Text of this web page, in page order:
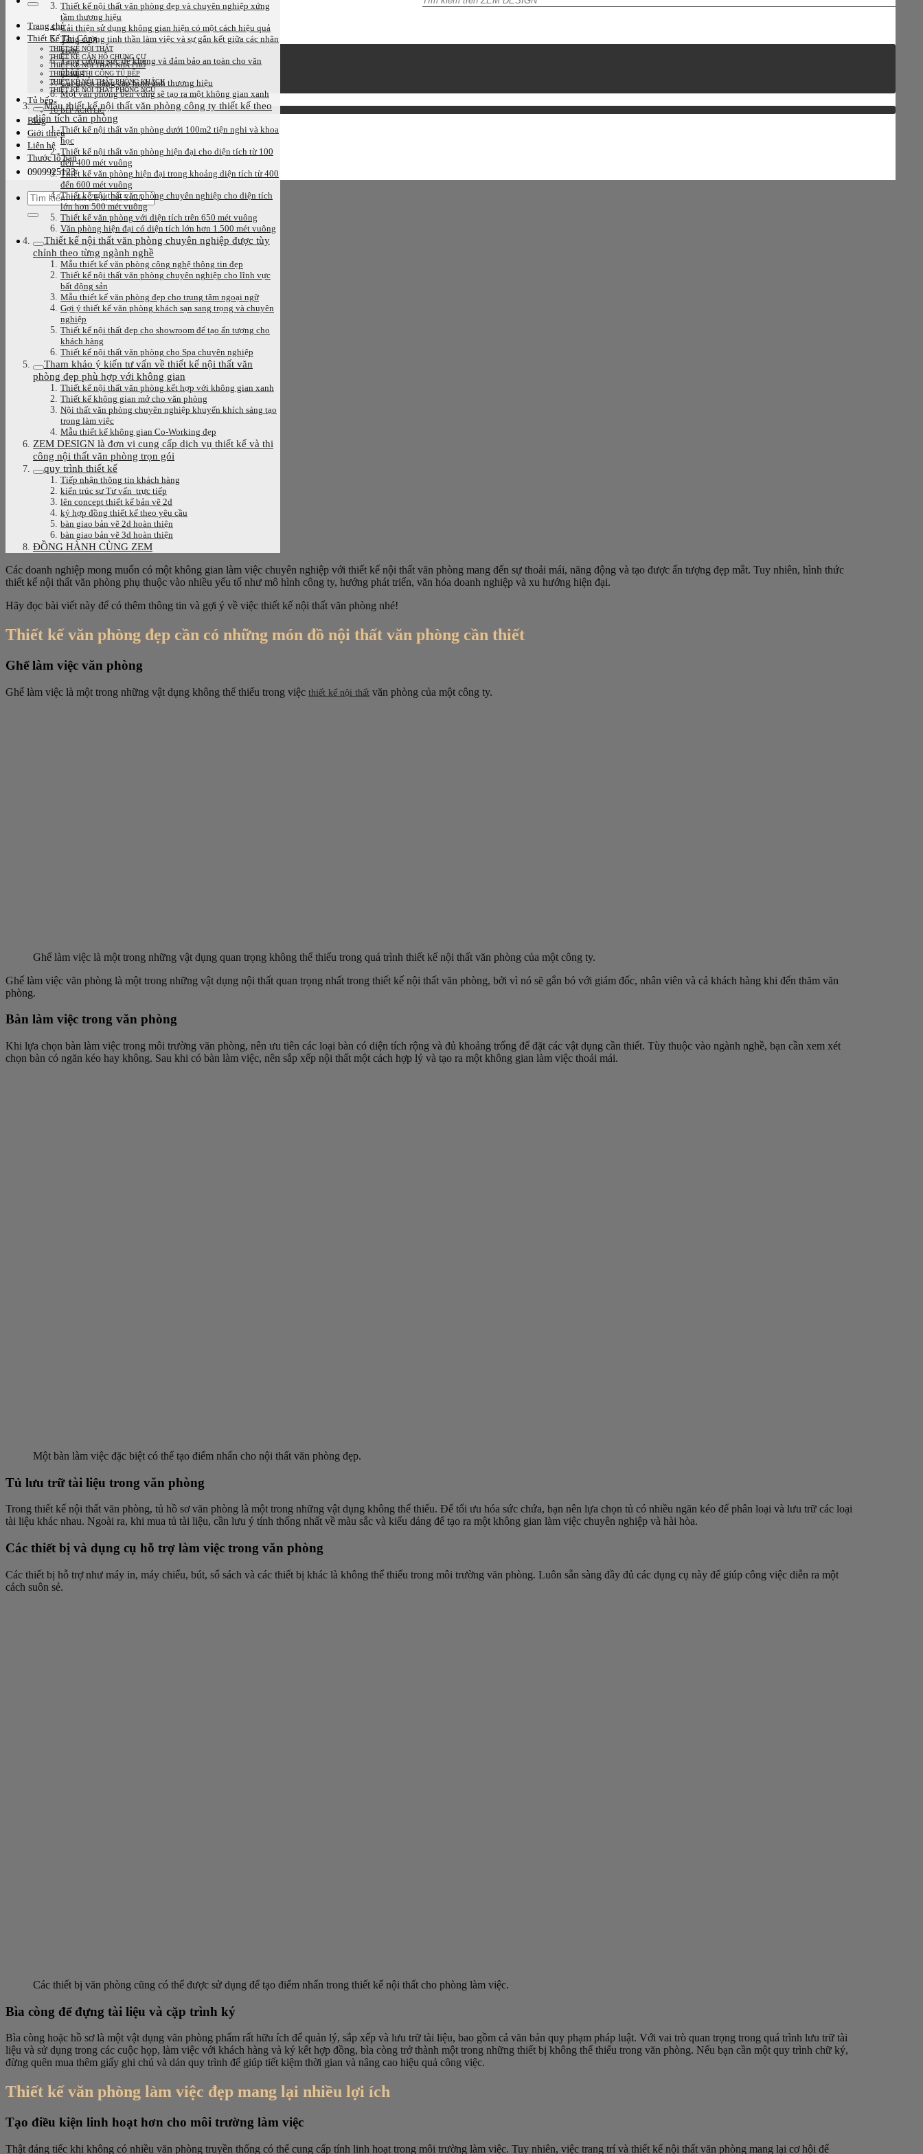
kiếm:
Trang chủ
Thiết Kế Thi Công
THIẾT KẾ NỘI THẤT
THIẾT KẾ CĂN HỘ CHUNG CƯ
THIẾT KẾ NỘI THẤT NHÀ PHỐ
THIẾT KẾ THI CÔNG TỦ BẾP
THIẾT KẾ NỘI THẤT PHÒNG KHÁCH
THIẾT KẾ NỘI THẤT PHÒNG NGỦ
Tủ bếp
TỦ BẾP ACRYLIC
Blog
Giới thiệu
Liên hệ
Thước lỗ ban
0909925123
Tìm
kiếm:
Thiết kế nội thất văn phòng đẹp và chuyên nghiệp xứng
tầm thương hiệu
Cải thiện sử dụng không gian hiện có một cách hiệu quả
Tăng cường tinh thần làm việc và sự gắn kết giữa các nhân
viên
Tăng cường sức đề kháng và đảm bảo an toàn cho văn
phòng
Cải thiện nâng cao hình ảnh thương hiệu
Một văn phòng bền vững sẽ tạo ra một không gian xanh
Mẫu thiết kế nội thất văn phòng công ty thiết kế theo
diện tích căn phòng
Thiết kế nội thất văn phòng dưới 100m2 tiện nghi và khoa
học
Thiết kế nội thất văn phòng hiện đại cho diện tích từ 100
đến 400 mét vuông
Thiết kế văn phòng hiện đại trong khoảng diện tích từ 400
đến 600 mét vuông
Thiết kế nội thất văn phòng chuyên nghiệp cho diện tích
lớn hơn 500 mét vuông
Thiết kế văn phòng với diện tích trên 650 mét vuông
Văn phòng hiện đại có diện tích lớn hơn 1.500 mét vuông
Thiết kế nội thất văn phòng chuyên nghiệp được tùy
chỉnh theo từng ngành nghề
Mẫu thiết kế văn phòng công nghệ thông tin đẹp
Thiết kế nội thất văn phòng chuyên nghiệp cho lĩnh vực
bất động sản
Mẫu thiết kế văn phòng đẹp cho trung tâm ngoại ngữ
Gợi ý thiết kế văn phòng khách sạn sang trọng và chuyên
nghiệp
Thiết kế nội thất đẹp cho showroom để tạo ấn tượng cho
khách hàng
Thiết kế nội thất văn phòng cho Spa chuyên nghiệp
Tham khảo ý kiến tư vấn về thiết kế nội thất văn
phòng đẹp phù hợp với không gian
Thiết kế nội thất văn phòng kết hợp với không gian xanh
Thiết kế không gian mở cho văn phòng
Nội thất văn phòng chuyên nghiệp khuyến khích sáng tạo
trong làm việc
Mẫu thiết kế không gian Co-Working đẹp
ZEM DESIGN là đơn vị cung cấp dịch vụ thiết kế và thi
công nội thất văn phòng trọn gói
quy trình thiết kế
Tiếp nhận thông tin khách hàng
kiến trúc sư Tư vấn trực tiếp
lên concept thiết kế bản vẽ 2d
ký hợp đồng thiết kế theo yêu cầu
bàn giao bản vẽ 2d hoàn thiện
bàn giao bản vẽ 3d hoàn thiện
ĐỒNG HÀNH CÙNG ZEM
Các doanh nghiệp mong muốn có một không gian làm việc chuyên nghiệp với thiết kế nội thất văn phòng mang đến sự thoải mái, năng động và tạo được ấn tượng đẹp mắt. Tuy nhiên, hình thức
thiết kế nội thất văn phòng phụ thuộc vào nhiều yếu tố như mô hình công ty, hướng phát triển, văn hóa doanh nghiệp và xu hướng hiện đại.
Hãy đọc bài viết này để có thêm thông tin và gợi ý về việc thiết kế nội thất văn phòng nhé!
Thiết kế văn phòng đẹp cần có những món đồ nội thất văn phòng cần thiết
Ghế làm việc văn phòng
Ghế làm việc là một trong những vật dụng không thể thiếu trong việc thiết kế nội thất văn phòng của một công ty.
Ghế làm việc là một trong những vật dụng quan trọng không thể thiếu trong quá trình thiết kế nội thất văn phòng của một công ty.
Ghế làm việc văn phòng là một trong những vật dụng nội thất quan trọng nhất trong thiết kế nội thất văn phòng, bởi vì nó sẽ gắn bó với giám đốc, nhân viên và cả khách hàng khi đến thăm văn
phòng.
Bàn làm việc trong văn phòng
Khi lựa chọn bàn làm việc trong môi trường văn phòng, nên ưu tiên các loại bàn có diện tích rộng và đủ khoảng trống để đặt các vật dụng cần thiết. Tùy thuộc vào ngành nghề, bạn cần xem xét
chọn bàn có ngăn kéo hay không. Sau khi có bàn làm việc, nên sắp xếp nội thất một cách hợp lý và tạo ra một không gian làm việc thoải mái.
Một bàn làm việc đặc biệt có thể tạo điểm nhấn cho nội thất văn phòng đẹp.
Tủ lưu trữ tài liệu trong văn phòng
Trong thiết kế nội thất văn phòng, tủ hồ sơ văn phòng là một trong những vật dụng không thể thiếu. Để tối ưu hóa sức chứa, bạn nên lựa chọn tủ có nhiều ngăn kéo để phân loại và lưu trữ các loại
tài liệu khác nhau. Ngoài ra, khi mua tủ tài liệu, cần lưu ý tính thống nhất về màu sắc và kiểu dáng để tạo ra một không gian làm việc chuyên nghiệp và hài hòa.
Các thiết bị và dụng cụ hỗ trợ làm việc trong văn phòng
Các thiết bị hỗ trợ như máy in, máy chiếu, bút, sổ sách và các thiết bị khác là không thể thiếu trong môi trường văn phòng. Luôn sẵn sàng đầy đủ các dụng cụ này để giúp công việc diễn ra một
cách suôn sẻ.
Các thiết bị văn phòng cũng có thể được sử dụng để tạo điểm nhấn trong thiết kế nội thất cho phòng làm việc.
Bìa còng để đựng tài liệu và cặp trình ký
Bìa còng hoặc hồ sơ là một vật dụng văn phòng phẩm rất hữu ích để quản lý, sắp xếp và lưu trữ tài liệu, bao gồm cả văn bản quy phạm pháp luật. Với vai trò quan trọng trong quá trình lưu trữ tài
liệu và sử dụng trong các cuộc họp, làm việc với khách hàng và ký kết hợp đồng, bìa còng trở thành một trong những thiết bị không thể thiếu trong văn phòng. Nếu bạn cần một quy trình chữ ký,
đừng quên mua thêm giấy ghi chú và dán quy trình để giúp tiết kiệm thời gian và nâng cao hiệu quả công việc.
Thiết kế văn phòng làm việc đẹp mang lại nhiều lợi ích
Tạo điều kiện linh hoạt hơn cho môi trường làm việc
Thật đáng tiếc khi không có nhiều văn phòng truyền thống có thể cung cấp tính linh hoạt trong môi trường làm việc. Tuy nhiên, việc trang trí và thiết kế nội thất văn phòng mang lại cơ hội để